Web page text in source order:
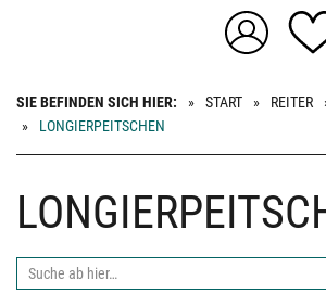
SIE BEFINDEN SICH HIER: START REITER
LONGIERPEITSCHEN
Suche